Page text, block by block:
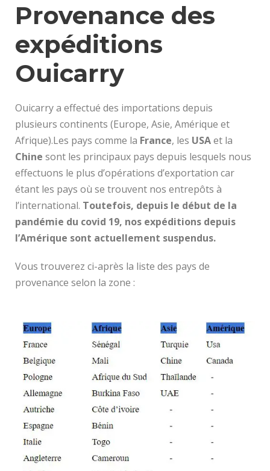
Provenance des
expéditions
Ouicarry
Ouicarry a effectué des importations depuis
plusieurs continents (Europe, Asie, Amérique et
Afrique).Les pays comme la France, les USAet la
Chine sont les principaux pays depuis lesquels nous
effectuons le plus d’opérations d’exportation car
étant les pays où se trouvent nos entrepôts à
l’international. Toutefois, depuis le début de la
pandémie du covid 19, nos expéditions depuis
l’Amérique sont actuellement suspendus.
Vous trouverez ci-après la liste des pays de
provenance selon la zone :